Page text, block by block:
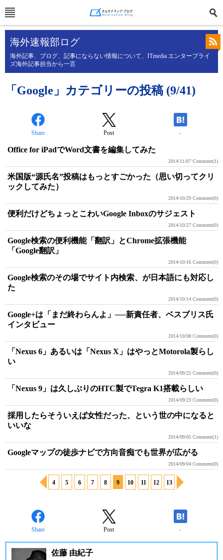
海外速報部ログ
海外記事、ブログ、記事にならない情報について、ITmedia エンタープライ
ズ海外記事担当から一言
「Google」カテゴリーの投稿 (9/41)
Share Post -
Office for iPadでWord文書を編集してみた
2014/11/07 Comment(1)
米国版“源氏名”投稿はもっとすごかった（思い切ってクリ
ックしてみた）
2014/10/29 Comment(0)
便利だけどちょっとこわいGoogle Inboxのサジェスト
2014/10/27 Comment(0)
Google検索の便利機能「翻訳」とChrome拡張機能
「Google翻訳」
2014/10/16 Comment(0)
Google検索のその場でサイト内検索、が日本語にも対応し
た
2014/10/14 Comment(0)
Google+は「まだ終わらんよ」──新責任者、ベスブリス氏
インタビュー
2014/10/08 Comment(0)
「Nexus 6」あるいは「Nexus X」はやっとMotorola製らし
い
2014/09/25 Comment(0)
「Nexus 9」は久しぶりのHTC製でTegra K1搭載らしい
2014/09/23 Comment(0)
採用したらそういえば女性だった、という世の中になると
いいな
2014/09/05 Comment(1)
Googleマップの徒歩ナビで方向音痴でも世界が広がる
2014/09/04 Comment(0)
4 5 6 7 8 9 10 11 12 13
Share Post -
佐藤 由紀子